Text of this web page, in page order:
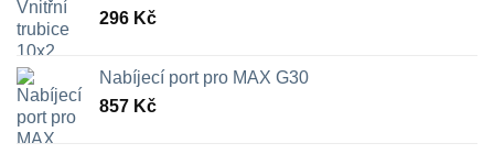
296 Kč
Nabíjecí port pro MAX G30
857 Kč